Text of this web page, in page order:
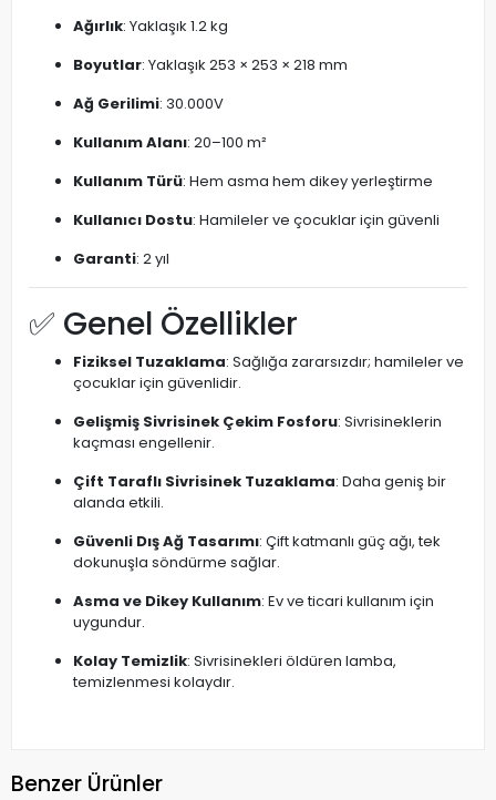
Ağırlık: Yaklaşık 1.2 kg
Boyutlar: Yaklaşık 253 × 253 × 218 mm
Ağ Gerilimi: 30.000V
Kullanım Alanı: 20–100 m²
Kullanım Türü: Hem asma hem dikey yerleştirme
Kullanıcı Dostu: Hamileler ve çocuklar için güvenli
Garanti: 2 yıl
✅ Genel Özellikler
Fiziksel Tuzaklama: Sağlığa zararsızdır; hamileler ve
çocuklar için güvenlidir.
Gelişmiş Sivrisinek Çekim Fosforu: Sivrisineklerin
kaçması engellenir.
Çift Taraflı Sivrisinek Tuzaklama: Daha geniş bir
alanda etkili.
Güvenli Dış Ağ Tasarımı: Çift katmanlı güç ağı, tek
dokunuşla söndürme sağlar.
Asma ve Dikey Kullanım: Ev ve ticari kullanım için
uygundur.
Kolay Temizlik: Sivrisinekleri öldüren lamba,
temizlenmesi kolaydır.
Benzer Ürünler